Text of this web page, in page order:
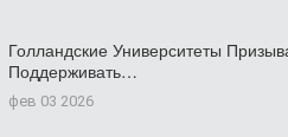
Голландские Университеты
Поддерживать…
фев 03 2026